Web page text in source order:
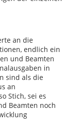
an die
endlich ein
und Beamten
in
sind als die
an
Stich, sei es
Beamten noch